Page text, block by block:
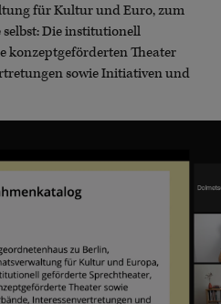
für Kultur und Euro, zum
Die institutionell
konzeptgeförderten Theater
sowie Initiativen und